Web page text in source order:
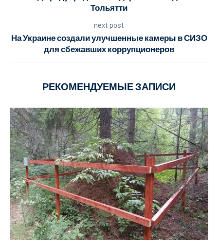
Тольятти
next post
На Украине создали улучшенные камеры в СИЗО
для сбежавших коррупционеров
РЕКОМЕНДУЕМЫЕ ЗАПИСИ